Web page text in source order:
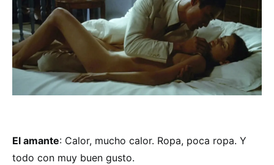
El amante: Calor, mucho calor. Ropa, poca ropa. Y
todo con muy buen gusto.